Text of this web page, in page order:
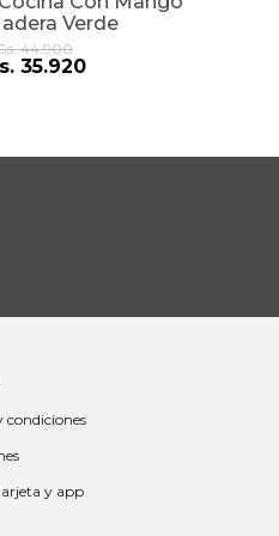
Verde
44.900
35.920
condiciones
y app